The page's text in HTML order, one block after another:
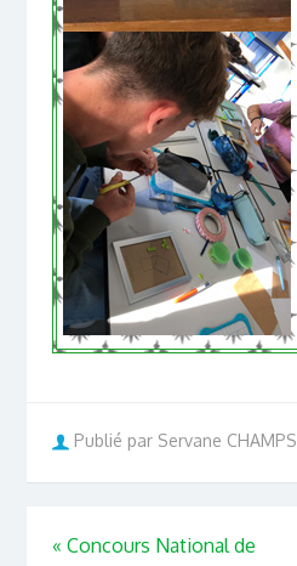
Publié par Servane CHAMPS
« Concours National de